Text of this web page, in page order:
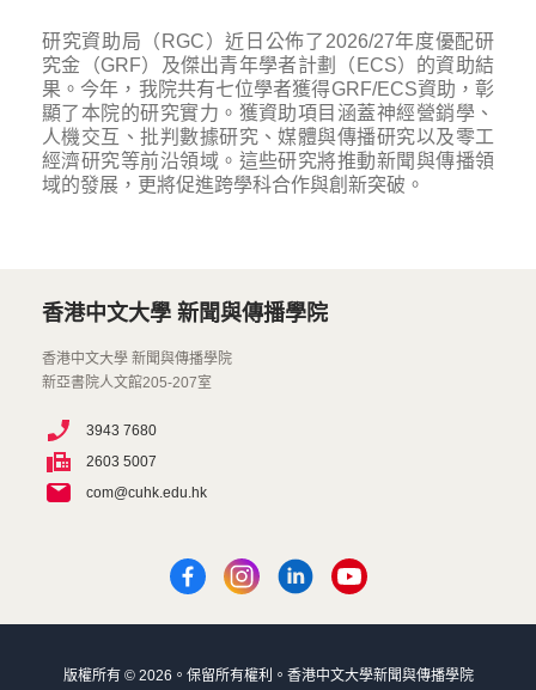
研究資助局（RGC）近日公佈了2026/27年度優配研
究金（GRF）及傑出青年學者計劃（ECS）的資助結
果。今年，我院共有七位學者獲得GRF/ECS資助，彰
顯了本院的研究實力。獲資助項目涵蓋神經營銷學、
人機交互、批判數據研究、媒體與傳播研究以及零工
經濟研究等前沿領域。這些研究將推動新聞與傳播領
域的發展，更將促進跨學科合作與創新突破。
香港中文大學 新聞與傳播學院
香港中文大學 新聞與傳播學院
新亞書院人文館205-207室
3943 7680
2603 5007
com@cuhk.edu.hk
版權所有 © 2026。保留所有權利。香港中文大學新聞與傳播學院